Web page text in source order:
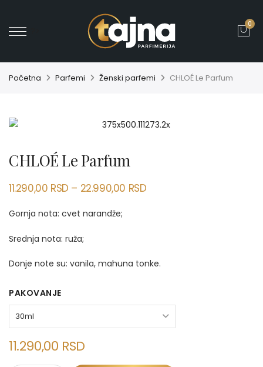
0
Početna Parfemi Ženski parfemi CHLOÉ Le Parfum
CHLOÉ Le Parfum
11.290,00 RSD – 22.990,00 RSD
Gornja nota: cvet narandže;
Srednja nota: ruža;
Donje note su: vanila, mahuna tonke.
PAKOVANJE
11.290,00 RSD